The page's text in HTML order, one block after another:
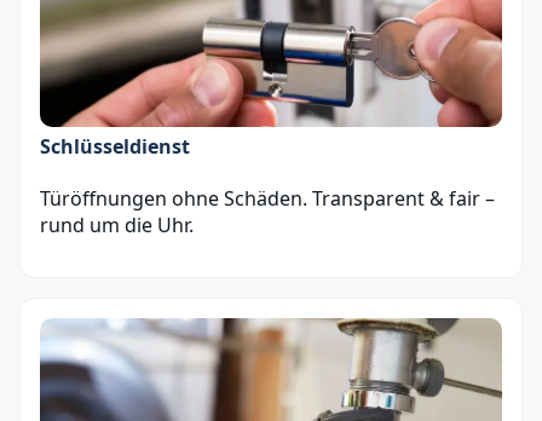
Schlüsseldienst
Türöffnungen ohne Schäden. Transparent & fair –
rund um die Uhr.